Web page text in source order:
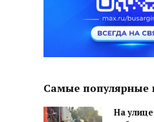
Самые популярные
На